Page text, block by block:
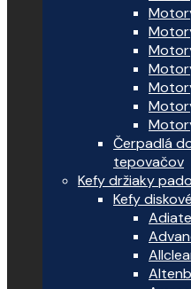
Čerpadlá
tepovačov
Kefy držiaky
Kefy